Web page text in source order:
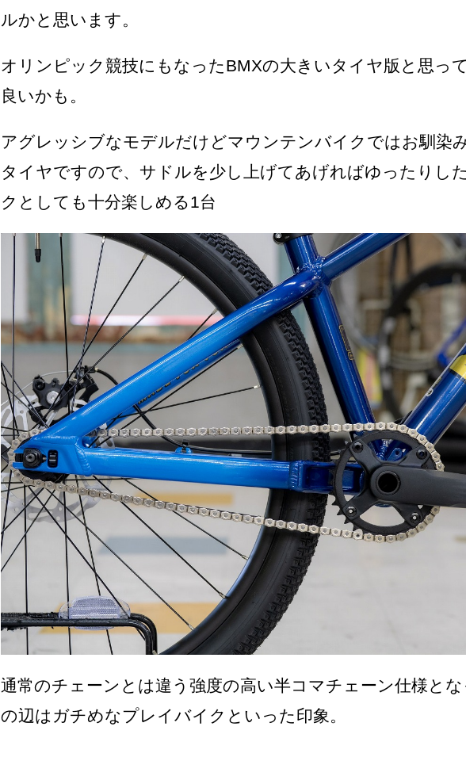
ルかと思います。
オリンピック競技にもなったBMXの大きいタイヤ版と思っ
良いかも。
アグレッシブなモデルだけどマウンテンバイクではお馴染
タイヤですので、サドルを少し上げてあげればゆったりし
クとしても十分楽しめる1台
通常のチェーンとは違う強度の高い半コマチェーン仕様とな
の辺はガチめなプレイバイクといった印象。